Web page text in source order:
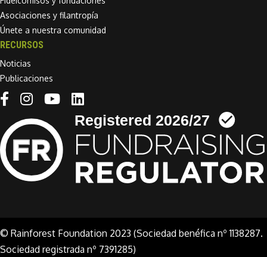
Asociaciones y filantropía
Únete a nuestra comunidad
RECURSOS
Noticias
Publicaciones
Linkedin link
© Rainforest Foundation 2023 (Sociedad benéfica nº 1138287.
Sociedad registrada nº 7391285)